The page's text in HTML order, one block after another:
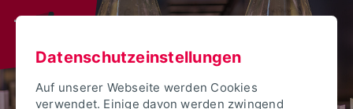
Datenschutzeinstellungen
Auf unserer Webseite werden Cookies
verwendet. Einige davon werden zwingend